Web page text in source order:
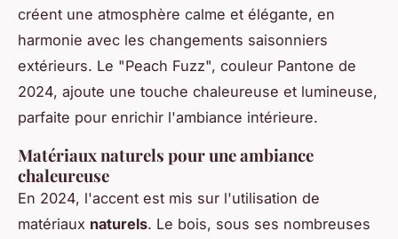
créent une atmosphère calme et élégante, en
harmonie avec les changements saisonniers
extérieurs. Le "Peach Fuzz", couleur Pantone de
2024, ajoute une touche chaleureuse et lumineuse,
parfaite pour enrichir l'ambiance intérieure.
Matériaux naturels pour une ambiance
chaleureuse
En 2024, l'accent est mis sur l'utilisation de
matériaux naturels. Le bois, sous ses nombreuses